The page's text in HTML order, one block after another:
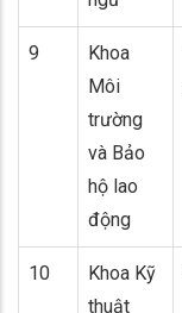
9
Khoa
Môi
trường
và Bảo
hộ lao
động
10
Khoa Kỹ
thuật